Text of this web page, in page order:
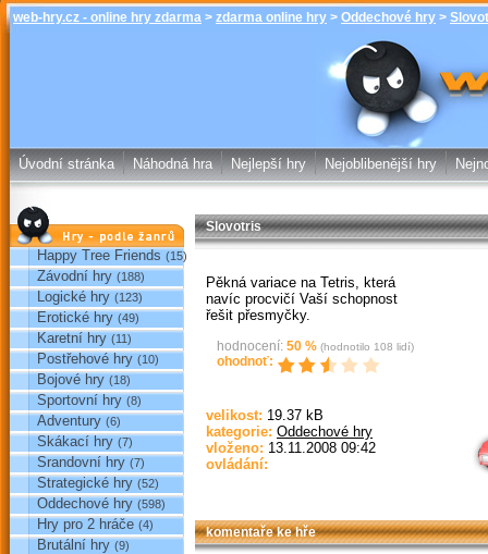
web-hry.cz - online hry zdarma > zdarma online hry > Oddechové hry >
Slovotris -
online hry
Úvodní stránka Náhodná hra Nejlepší hry Nejoblibenější hry
Hry podle žánrů
Happy Tree Friends (15)
Závodní hry (188)
Logické hry (123)
Erotické hry (49)
Karetní hry (11)
Postřehové hry (10)
Bojové hry (18)
Sportovní hry (8)
Adventury (6)
Skákací hry (7)
Srandovní hry (7)
Strategické hry (52)
Oddechové hry (598)
Hry pro 2 hráče (4)
Brutální hry (9)
Slovotris
Pěkná variace na Tetris, která
navíc procvičí Vaší schopnost
řešit přesmyčky.
hodnocení: 50 % (hodnotilo 108 lidí)
ohodnoť:
velikost: 19.37 kB
kategorie: Oddechové hry
vloženo: 13.11.2008 09:42
ovládání:
komentaře ke hře